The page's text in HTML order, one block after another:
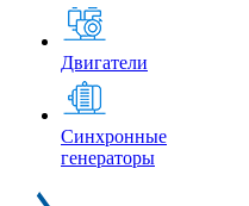
Двигатели
Синхронные
генераторы